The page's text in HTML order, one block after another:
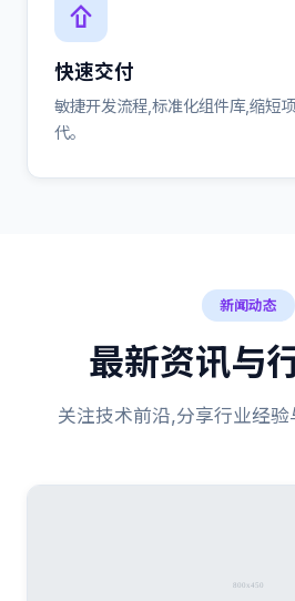
快速交付
敏捷开发流程,标准化组件库,缩短
代。
新闻动态
最新资讯与
关注技术前沿,分享行业经